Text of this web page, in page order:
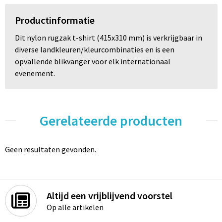
Productinformatie
Dit nylon rugzak t-shirt (415x310 mm) is verkrijgbaar in
diverse landkleuren/kleurcombinaties en is een
opvallende blikvanger voor elk internationaal
evenement.
Gerelateerde producten
Geen resultaten gevonden.
Altijd een vrijblijvend voorstel
Op alle artikelen